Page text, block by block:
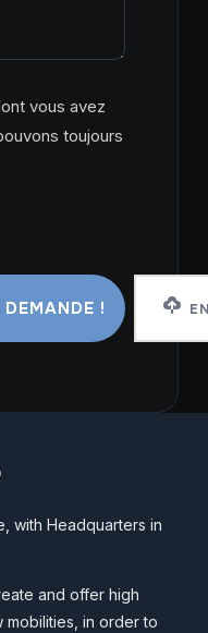
vous avez
toujours
with Headquarters in
and offer high
mobilities, in order to